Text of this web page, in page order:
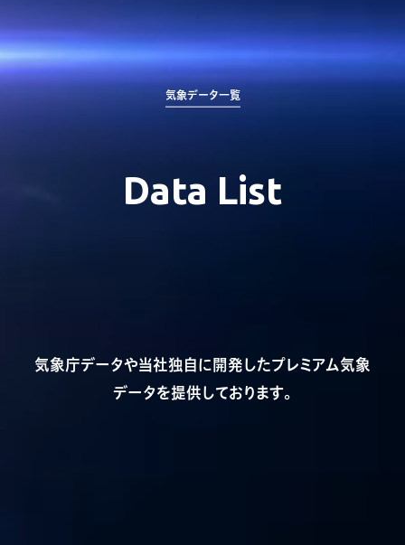
気象データ一覧
Data List
気象庁データや当社独自に開発したプレミアム気象
データを提供しております。